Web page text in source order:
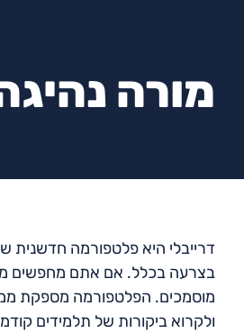
מורה
דרייבלי היא פלטפורמה חדשנית
בצרעה בכלל. אם אתם מחפשים
מוסמכים. הפלטפורמה מספקת
ולקרוא ביקורות של תלמידים